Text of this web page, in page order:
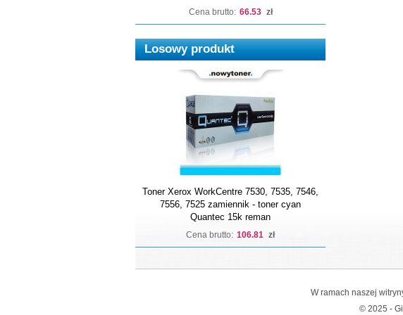
Cena brutto: 66.53 zł
Losowy produkt
Toner Xerox WorkCentre 7530, 7535, 7546,
7556, 7525 zamiennik - toner cyan
Quantec 15k reman
Cena brutto: 106.81 zł
W ramach naszej
© 2025 -